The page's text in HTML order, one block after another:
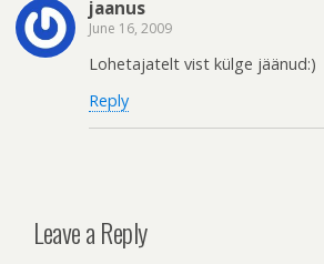
jaanus
June 16, 2009
Lohetajatelt vist külge jäänud:)
Reply
Leave a Reply